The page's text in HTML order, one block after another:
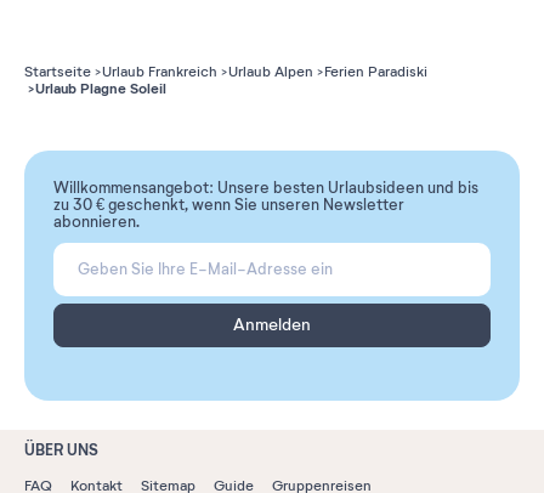
Startseite Urlaub Frankreich Urlaub Alpen Ferien Paradiski
Urlaub Plagne Soleil
Willkommensangebot: Unsere besten Urlaubsideen und bis
zu 30 € geschenkt, wenn Sie unseren Newsletter
abonnieren.
Anmelden
ÜBER UNS
FAQ Kontakt Sitemap Guide Gruppenreisen